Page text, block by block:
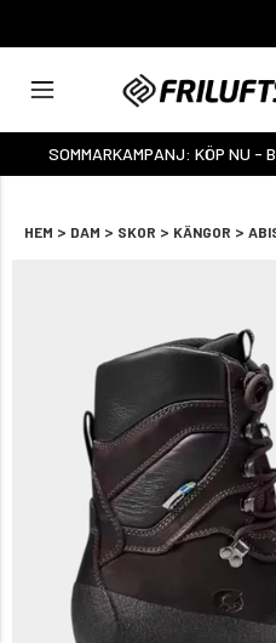
SOMMARKAMPANJ: KÖP NU -
HEM > DAM > SKOR > KÄNGOR >